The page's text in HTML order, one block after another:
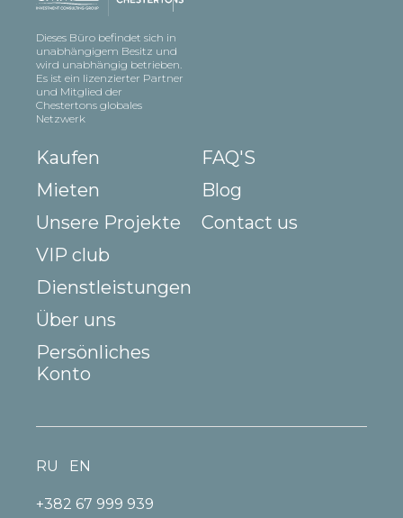
Dieses Büro befindet sich in
unabhängigem Besitz und
wird unabhängig betrieben.
Es ist ein lizenzierter Partner
und Mitglied der
Chestertons globales
Netzwerk
Kaufen
Mieten
Unsere Projekte
VIP club
Dienstleistungen
Über uns
FAQ'S
Blog
Contact us
Persönliches
Konto
+382 67 999 939
RU EN